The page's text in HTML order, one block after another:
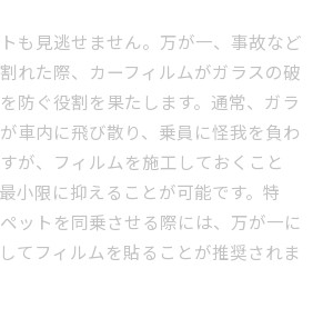
も見逃せません。万が一、事故など
れた際、カーフィルムがガラスの破
防ぐ役割を果たします。通常、ガラ
車内に飛び散り、乗員に怪我を負わ
が、フィルムを施工しておくこと
小限に抑えることが可能です。特
ットを同乗させる際には、万が一に
てフィルムを貼ることが推奨されま